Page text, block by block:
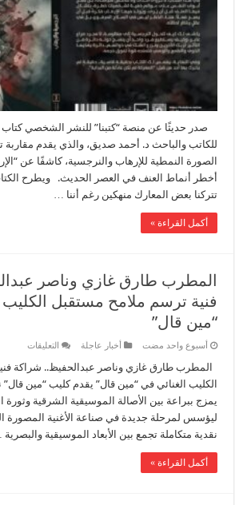
للعنف
النفسي
الصامت
مغلقة
صدر حديثًا عن منصة “كتبنا” للنشر الشخصي كتاب
للكاتب والباحث د. أحمد صديق، والذي يقدم مقاربة
الصورة النمطية للإرهاب والنرجسية، كاشفًا عن
أخطر أنماط العنف في العصر الحديث. ويطرح الكتاب
تتركنا بعض المعارك منهكين رغم أننا …
أكمل القراءة »
المطرب طارق غازي وناصر
فنية ترسم ملامح مستقبل الكليب
“مين قال”
‏أسبوع واحد مضت أخبار عاجلة التعليقات
طارق
غازي
وناصر
شراكة
فنية
ملامح
المطرب طارق غازي وناصر عبدالحفيظ.. شراكة
الكليب الغنائي في “مين قال” يقدم كليب “مين قال”
يمزج ببراعة بين الأصالة الموسيقية الشرقية وثورة
ليؤسس لمرحلة جديدة في صناعة الأغنية المصورة
نقدية متكاملة تجمع بين الأبعاد الموسيقية
أكمل القراءة »